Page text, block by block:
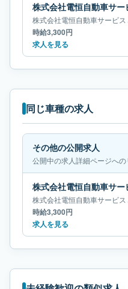
株式会社電恒自動車サービス
時給3,300円
求人を見る
同じ車種の求人
その他の公開求人
公開中の求人詳細ページへの
株式会社電恒自動車サービス
時給3,300円
求人を見る